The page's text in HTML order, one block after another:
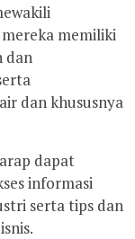
memiliki
dan
dan khususnya
dapat
informasi
serta tips dan